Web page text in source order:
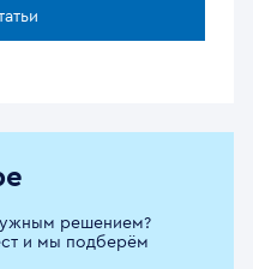
решением?
и мы подберём